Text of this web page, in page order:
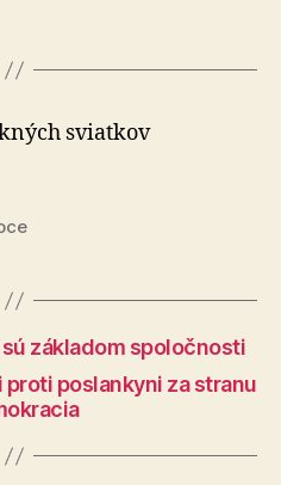
sviatkov
základom spoločnosti
poslankyni za stranu